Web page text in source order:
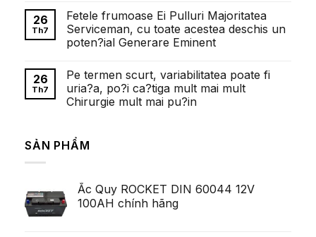
ставкам
в
1win
казино:
полный
bình
luận
ở
Faptul
de
exista
cazinouri
cu
depunere
minima
zecelea
Lei
arata
exista
Ob?
ine?
i
26
Th7
Fetele frumoase Ei Pulluri Majoritatea
Serviceman, cu toate acestea deschis un
poten?ial Generare Eminent
bình
luận
ở
Fetele
frumoase
Majoritatea
Serviceman,
deschis
poten?
ial
26
Th7
Pe termen scurt, variabilitatea poate fi
uria?a, po?i ca?tiga mult mai mult
Chirurgie mult mai pu?in
bình
luận
ở
scurt,
variabilitatea
poate
fi
SẢN PHẨM
Ắc Quy ROCKET DIN 60044 12V
100AH chính hãng